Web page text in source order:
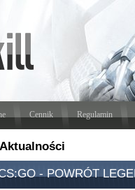
Cennik Regulamin
Aktualności
- POWRÓT